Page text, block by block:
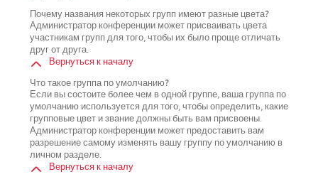
Почему названия некоторых групп имеют разные цвета?
Администратор конференции может присваивать цвета
участникам групп для того, чтобы их было проще отличать
друг от друга.
Вернуться к началу
Что такое группа по умолчанию?
Если вы состоите более чем в одной группе, ваша группа по
умолчанию используется для того, чтобы определить, какие
групповые цвет и звание должны быть вам присвоены.
Администратор конференции может предоставить вам
разрешение самому изменять вашу группу по умолчанию в
личном разделе.
Вернуться к началу